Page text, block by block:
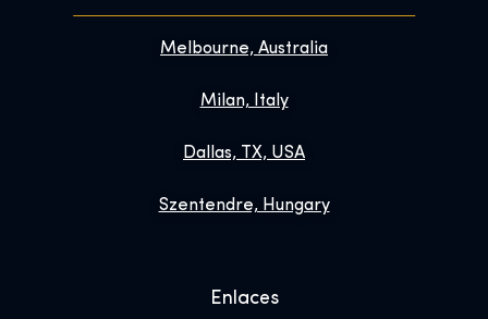
Melbourne, Australia
Milan, Italy
Dallas, TX, USA
Szentendre, Hungary
Enlaces